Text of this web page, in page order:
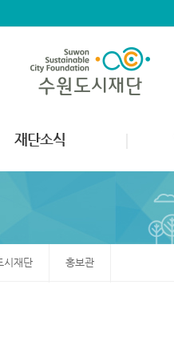
재단소식
시재단 홍보관